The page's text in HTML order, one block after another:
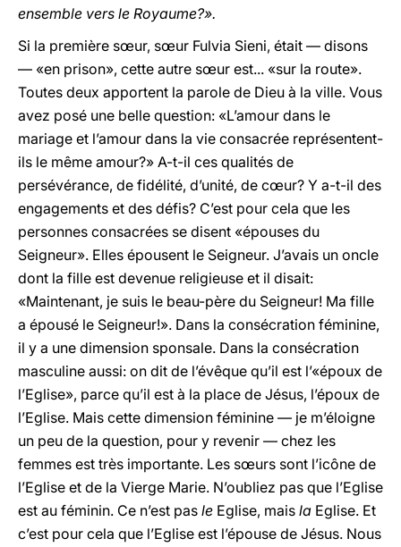
ensemble vers le Royaume?».
Si la première sœur, sœur Fulvia Sieni, était — disons
— «en prison», cette autre sœur est... «sur la route».
Toutes deux apportent la parole de Dieu à la ville. Vous
avez posé une belle question: «L’amour dans le
mariage et l’amour dans la vie consacrée représentent-
ils le même amour?» A-t-il ces qualités de
persévérance, de fidélité, d’unité, de cœur? Y a-t-il des
engagements et des défis? C’est pour cela que les
personnes consacrées se disent «épouses du
Seigneur». Elles épousent le Seigneur. J’avais un oncle
dont la fille est devenue religieuse et il disait:
«Maintenant, je suis le beau-père du Seigneur! Ma fille
a épousé le Seigneur!». Dans la consécration féminine,
il y a une dimension sponsale. Dans la consécration
masculine aussi: on dit de l’évêque qu’il est l’«époux de
l’Eglise», parce qu’il est à la place de Jésus, l’époux de
l’Eglise. Mais cette dimension féminine — je m’éloigne
un peu de la question, pour y revenir — chez les
femmes est très importante. Les sœurs sont l’icône de
l’Eglise et de la Vierge Marie. N’oubliez pas que l’Eglise
est au féminin. Ce n’est pas le Eglise, mais la Eglise. Et
c’est pour cela que l’Eglise est l’épouse de Jésus. Nous